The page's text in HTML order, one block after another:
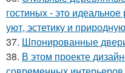
гостиных - это
уют, эстетику и
37. Шпонированные
38. В этом проекте